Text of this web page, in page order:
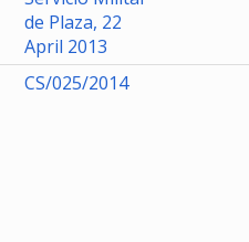
de Plaza, 22
April 2013
CS/025/2014